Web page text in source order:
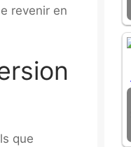
revenir en
que